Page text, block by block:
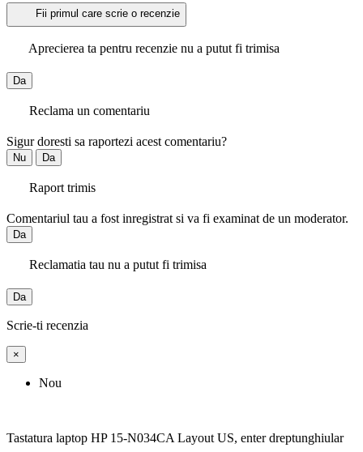
Fii primul care scrie o recenzie
Aprecierea ta pentru recenzie nu a putut fi trimisa
Da
Reclama un comentariu
Sigur doresti sa raportezi acest comentariu?
Nu Da
Raport trimis
Comentariul tau a fost inregistrat si va fi examinat de un moderator.
Da
Reclamatia tau nu a putut fi trimisa
Da
Scrie-ti recenzia
×
Nou
Tastatura laptop HP 15-N034CA Layout US, enter dreptunghiular